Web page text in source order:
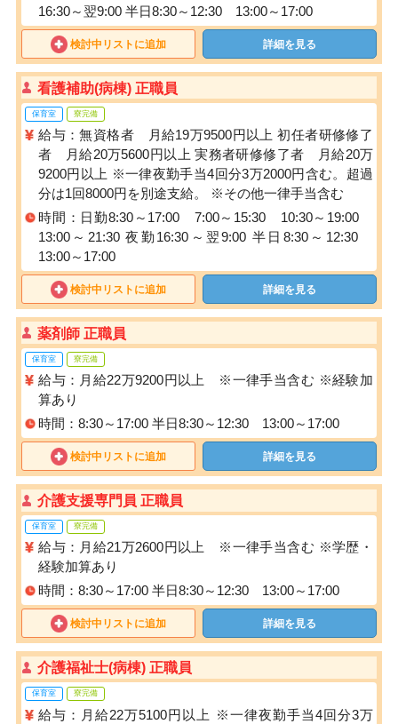
16:30～翌9:00 半日8:30～12:30 13:00～17:00
検討中リストに追加 詳細を見る
看護補助(病棟) 正職員
保育室 寮完備
給与：無資格者 月給19万9500円以上 初任者研修修了
者 月給20万5600円以上 実務者研修修了者 月給20万
9200円以上 ※一律夜勤手当4回分3万2000円含む。超過
分は1回8000円を別途支給。 ※その他一律手当含む
時間：日勤8:30～17:00 7:00～15:30 10:30～19:00
13:00～21:30 夜勤16:30～翌9:00 半日8:30～12:30
13:00～17:00
検討中リストに追加 詳細を見る
薬剤師 正職員
保育室 寮完備
給与：月給22万9200円以上 ※一律手当含む ※経験加
算あり
時間：8:30～17:00 半日8:30～12:30 13:00～17:00
検討中リストに追加 詳細を見る
介護支援専門員 正職員
保育室 寮完備
給与：月給21万2600円以上 ※一律手当含む ※学歴・
経験加算あり
時間：8:30～17:00 半日8:30～12:30 13:00～17:00
検討中リストに追加 詳細を見る
介護福祉士(病棟) 正職員
保育室 寮完備
給与：月給22万5100円以上 ※一律夜勤手当4回分3万